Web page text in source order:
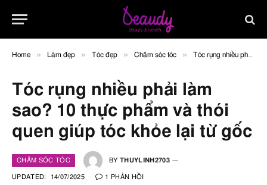
Home » Làm đẹp » Tóc đẹp » Chăm sóc tóc » Tóc rụng nhiều phải làm sao? 10 thực phẩm và thói quen giúp tóc khỏe lại từ gốc
Tóc rụng nhiều phải làm
sao? 10 thực phẩm và thói
quen giúp tóc khỏe lại từ gốc
CHĂM SÓC TÓC BY THUYLINH2703
UPDATED: 14/07/2025 1 PHẢN HỒI